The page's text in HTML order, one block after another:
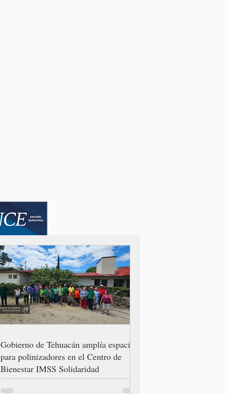
Gobierno de Tehuacán amplía espacio
para polinizadores en el Centro de
Bienestar IMSS Solidaridad